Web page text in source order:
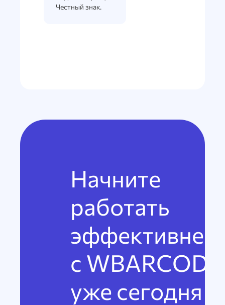
Честный знак.
Начните
работать
эффективнее
с WBARCODE
уже сегодня